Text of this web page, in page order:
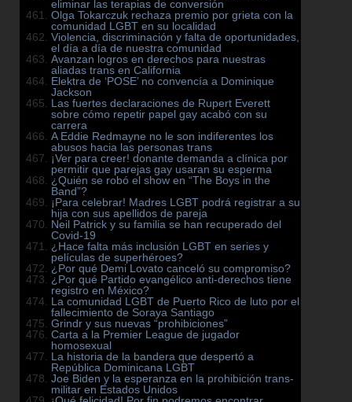
eliminar las terapias de conversión
Olga Tokarczuk rechaza premio por grieta con la
comunidad LGBT en su localidad
Violencia, discriminación y falta de oportunidades,
el día a día de nuestra comunidad
Avanzan logros en derechos para nuestras
aliadas trans en California
Elektra de ‘POSE’ no convencía a Dominique
Jackson
Las fuertes declaraciones de Rupert Everett
sobre cómo repetir papel gay acabó con su
carrera
A Eddie Redmayne no le son indiferentes los
abusos hacia las personas trans
¡Ver para creer! donante demanda a clínica por
permitir que parejas gay usaran su esperma
¿Quién se robó el show en “The Boys in the
Band”?
¡Para celebrar! Madres LGBT podrá registrar a su
hija con sus apellidos de pareja
Neil Patrick y su familia se han recuperado del
Covid-19
¿Hace falta más inclusión LGBT en series y
películas de superhéroes?
¿Por qué Demi Lovato canceló su compromiso?
¿Por qué Partido evangélico anti-derechos tiene
registro en México?
La comunidad LGBT de Puerto Rico de luto por el
fallecimiento de Soraya Santiago
Grindr y sus nuevas “prohibiciones”
Carta a la Premier League de jugador
homosexual
La historia de la bandera que despertó a
República Dominicana LGBT
Joe Biden y la esperanza en la prohibición trans-
militar en Estados Unidos